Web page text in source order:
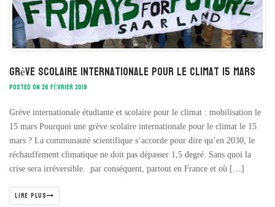
Grève scolaire internationale pour le climat 15 mars
POSTED ON 26 FÉVRIER 2019
Grève internationale étudiante et scolaire pour le climat : mobilisation le
15 mars Pourquoi une grève scolaire internationale pour le climat le 15
mars ? La communauté scientifique s’accorde pour dire qu’en 2030, le
réchauffement climatique ne doit pas dépasser 1,5 degré. Sans quoi la
crise sera irréversible. par conséquent, partout en France et où […]
LIRE PLUS